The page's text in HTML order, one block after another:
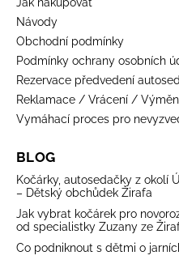
Návody
Obchodní podmínky
Podmínky ochrany osobních
Rezervace předvedení
Reklamace / Vrácení /
Vymáhací proces pro
BLOG
Kočárky, autosedačky z okolí
– Dětský obchůdek Žirafa
Jak vybrat kočárek pro
od specialistky Zuzany ze
Co podniknout s dětmi o